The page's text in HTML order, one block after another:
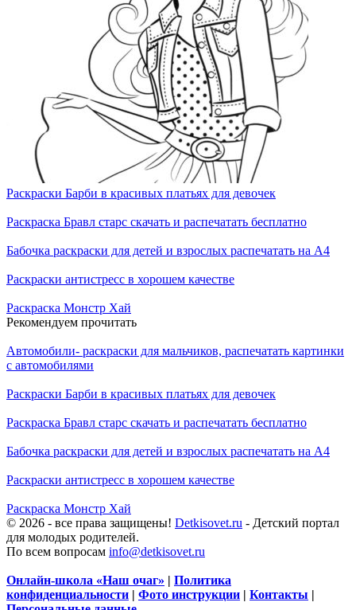
Раскраски Барби в красивых платьях для девочек
Раскраска Бравл старс скачать и распечатать бесплатно
Бабочка раскраски для детей и взрослых распечатать на А4
Раскраски антистресс в хорошем качестве
Раскраска Монстр Хай
Рекомендуем прочитать
Автомобили- раскраски для мальчиков, распечатать картинки
с автомобилями
Раскраски Барби в красивых платьях для девочек
Раскраска Бравл старс скачать и распечатать бесплатно
Бабочка раскраски для детей и взрослых распечатать на А4
Раскраски антистресс в хорошем качестве
Раскраска Монстр Хай
© 2026 - все права защищены! Detkisovet.ru - Детский портал
для молодых родителей.
По всем вопросам info@detkisovet.ru
Онлайн-школа «Наш очаг» | Политика
конфиденциальности | Фото инструкции | Контакты |